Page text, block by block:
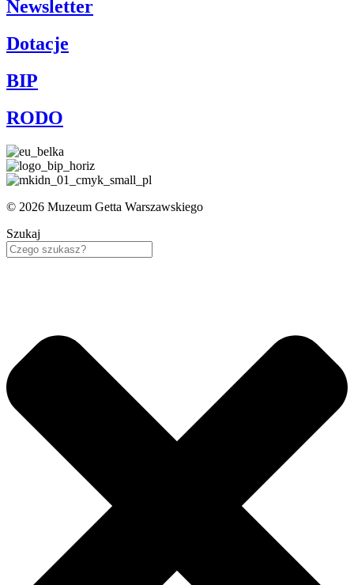
Newsletter
Dotacje
BIP
RODO
© 2026 Muzeum Getta Warszawskiego
Szukaj